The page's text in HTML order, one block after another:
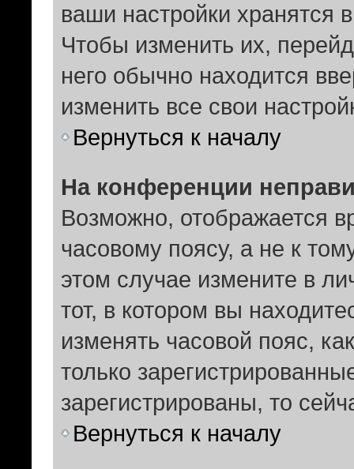
ваши настройки хранятся
Чтобы изменить их,
него обычно находится
изменить все свои
Вернуться к началу
На конференции
Возможно, отображается
часовому поясу, а не к
этом случае измените в
тот, в котором вы
изменять часовой пояс,
только
зарегистрированы, то
Вернуться к началу